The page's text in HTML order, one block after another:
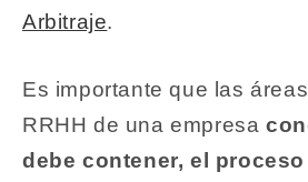
Arbitraje.
Es importante que las
RRHH de una empresa
debe contener, el